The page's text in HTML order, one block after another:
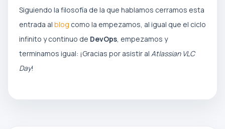
Siguiendo la filosofía de la que hablamos cerramos esta
entrada al blog como la empezamos, al igual que el ciclo
infinito y continuo de DevOps, empezamos y
terminamos igual: ¡Gracias por asistir al Atlassian VLC
Day!